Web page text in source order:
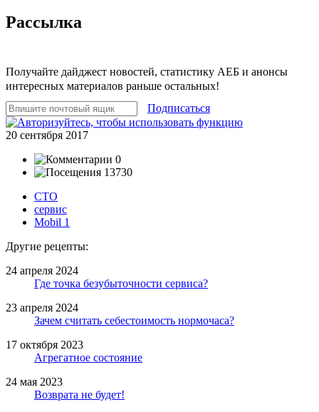
Рассылка
Получайте дайджест новостей, статистику АЕБ и анонсы
интересных материалов раньше остальных!
Подписаться
20 сентября 2017
0
13730
СТО
сервис
Mobil 1
Другие рецепты:
24 апреля 2024
Где точка безубыточности сервиса?
23 апреля 2024
Зачем считать себестоимость нормочаса?
17 октября 2023
Агрегатное состояние
24 мая 2023
Возврата не будет!